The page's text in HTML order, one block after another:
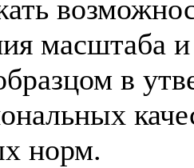
масштаба
в
норм.